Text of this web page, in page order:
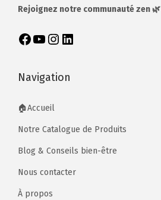
Rejoignez notre communauté zen 🌿
Navigation
🏠Accueil
Notre Catalogue de Produits
Blog & Conseils bien-être
Nous contacter
À propos